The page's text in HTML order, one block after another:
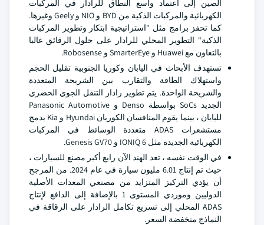
الصين إلى اعتماد واسع النطاق للرادار في المركبات
الكهربائية والمركبات الذكية من BYD و NIO و Geely وغيرها.
كما تحفز برامج مثل "استراتيجية ابتكار وتطوير المركبات
الذكية" التطوير المحلي للرادار على حلول الرقائق غالبا
بالتعاون مع Huawei و SmarterEye و Robosense.
تستهدف الأبحاث في اليابان وكوريا الجنوبية تقليل الحجم
واستهلاك الطاقة والتقارب بين الشريحة المتعددة
والشريحة الواحدة. يتم تطوير رادار التنقل الجوي الحضري
الجديد SoCs بواسطة Denso و Panasonic Automotive
لليابان ، بينما يقوم المنافسان الكوريان Hyundai و Kia بدمج
مستشعرات ADAS متعددة الوسائط في المركبات
الكهربائية الجديدة مثل IONIQ 6 و Genesis GV70.
في الوقت نفسه ، تعد الهند الآن رابع أكبر مصنع للسيارات ،
حيث تم إنتاج 6.01 مليون سيارة في عام 2024. من المرجح
أن يؤدي التركيز المتزايد من مصنعي المعدات الأصلية
الدوليين وموردي المستوى 1 بالإضافة إلى الدافع لإنتاج
ADAS المحلي إلى تسريع تكامل الرادار على الرقاقة في
النماذج منخفضة السعر.